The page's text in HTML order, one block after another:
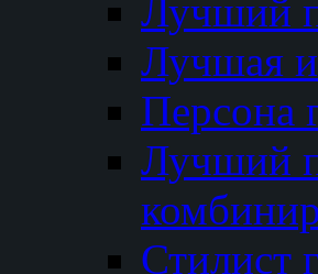
Лучший
Лучшая
Персона
Лучший
Стилист